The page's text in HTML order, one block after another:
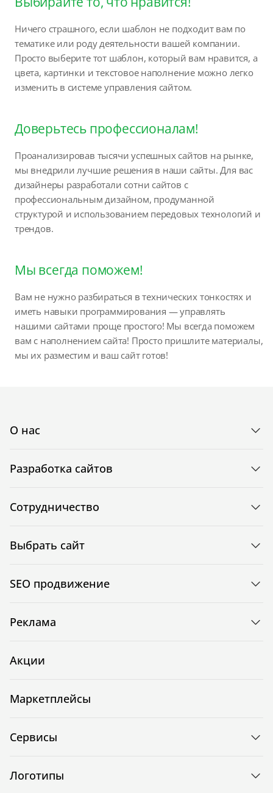
Ничего страшного, если шаблон не подходит вам по
тематике или роду деятельности вашей компании.
Просто выберите тот шаблон, который вам нравится, а
цвета, картинки и текстовое наполнение можно легко
изменить в системе управления сайтом.
Доверьтесь профессионалам!
Проанализировав тысячи успешных сайтов на рынке,
мы внедрили лучшие решения в наши сайты. Для вас
дизайнеры разработали сотни сайтов с
профессиональным дизайном, продуманной
структурой и использованием передовых технологий и
трендов.
Мы всегда поможем!
Вам не нужно разбираться в технических тонкостях и
иметь навыки программирования — управлять
нашими сайтами проще простого! Мы всегда поможем
вам с наполнением сайта! Просто пришлите материалы,
мы их разместим и ваш сайт готов!
О нас
Разработка сайтов
Сотрудничество
Выбрать сайт
SEO продвижение
Реклама
Акции
Маркетплейсы
Сервисы
Логотипы